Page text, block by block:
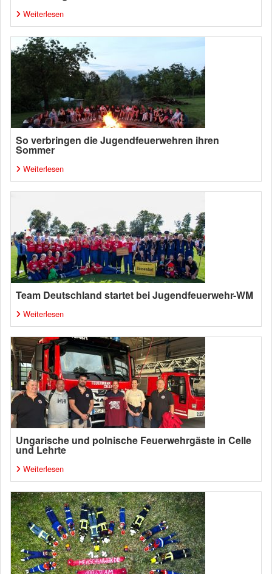
Weiterlesen
So verbringen die Jugendfeuerwehren ihren
Sommer
Weiterlesen
Team Deutschland startet bei Jugendfeuerwehr-WM
Weiterlesen
Ungarische und polnische Feuerwehrgäste in Celle
und Lehrte
Weiterlesen